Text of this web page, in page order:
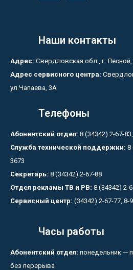
Наши контакты
Адрес: Свердловская обл., г.
Адрес сервисного центра:
ул.Чапаева, 3А
Телефоны
Абонентский отдел: 8 (34342) 2-67-
Служба технической поддержки: 8
3673
Секретарь: 8 (34342) 2-67-88
Отдел рекламы ТВ и РВ: 8 (34342) 2-
Сервисный центр: (34342) 2-67-77, 8-
Часы работы
Абонентский отдел: понедельник —
без перерыва